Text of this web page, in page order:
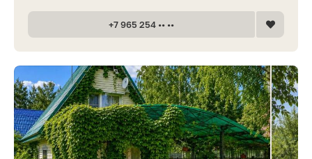
+7 965 254 •• ••